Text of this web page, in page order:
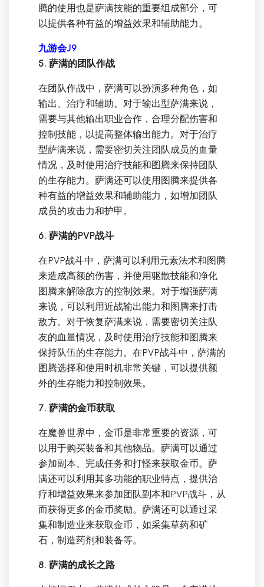
腾的使用也是萨满技能的重要组成部分，可
以提供各种有益的增益效果和辅助能力。
九游会J9
5. 萨满的团队作战
在团队作战中，萨满可以扮演多种角色，如
输出、治疗和辅助。对于输出型萨满来说，
需要与其他输出职业合作，合理分配伤害和
控制技能，以提高整体输出能力。对于治疗
型萨满来说，需要密切关注团队成员的血量
情况，及时使用治疗技能和图腾来保持团队
的生存能力。萨满还可以使用图腾来提供各
种有益的增益效果和辅助能力，如增加团队
成员的攻击力和护甲。
6. 萨满的PVP战斗
在PVP战斗中，萨满可以利用元素法术和图腾
来造成高额的伤害，并使用驱散技能和净化
图腾来解除敌方的控制效果。对于增强萨满
来说，可以利用近战输出能力和图腾来打击
敌方。对于恢复萨满来说，需要密切关注队
友的血量情况，及时使用治疗技能和图腾来
保持队伍的生存能力。在PVP战斗中，萨满的
图腾选择和使用时机非常关键，可以提供额
外的生存能力和控制效果。
7. 萨满的金币获取
在魔兽世界中，金币是非常重要的资源，可
以用于购买装备和其他物品。萨满可以通过
参加副本、完成任务和打怪来获取金币。萨
满还可以利用其多功能的职业特点，提供治
疗和增益效果来参加团队副本和PVP战斗，从
而获得更多的金币奖励。萨满还可以通过采
集和制造业来获取金币，如采集草药和矿
石，制造药剂和装备等。
8. 萨满的成长之路